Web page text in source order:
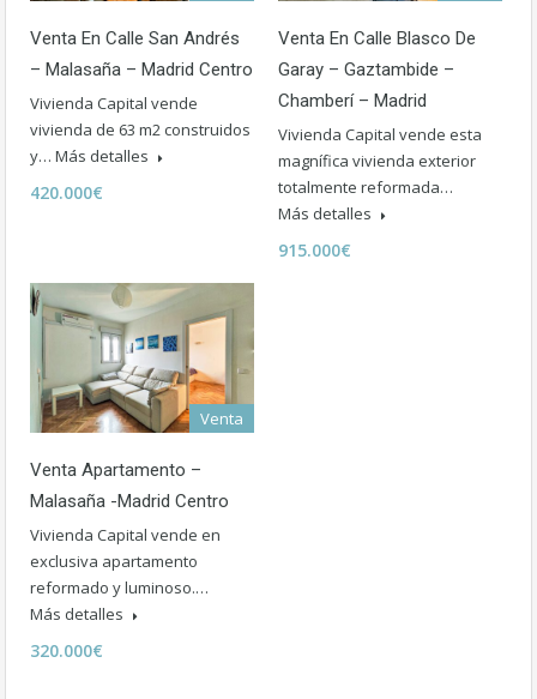
Venta En Calle San Andrés
– Malasaña – Madrid Centro
Vivienda Capital vende
vivienda de 63 m2 construidos
y… Más detalles
420.000€
Venta En Calle Blasco De
Garay – Gaztambide –
Chamberí – Madrid
Vivienda Capital vende esta
magnífica vivienda exterior
totalmente reformada…
Más detalles
915.000€
Venta
Venta Apartamento –
Malasaña -Madrid Centro
Vivienda Capital vende en
exclusiva apartamento
reformado y luminoso.…
Más detalles
320.000€